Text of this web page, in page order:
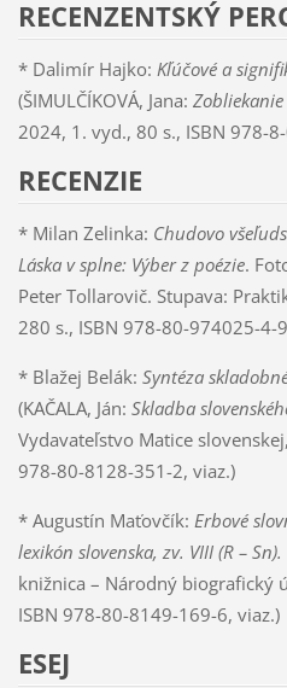
RECENZENTSKÝ
* Dalimír Hajko: Kľúčové a
(ŠIMULČÍKOVÁ, Jana:
2024, 1. vyd., 80 s., ISBN 978-
RECENZIE
* Milan Zelinka: Chudovo
Láska v splne: Výber z poézie.
Peter Tollarovič. Stupava:
280 s., ISBN 978-80-974025-4-
* Blažej Belák: Syntéza
(KAČALA, Ján: Skladba
Vydavateľstvo Matice
978-80-8128-351-2, viaz.)
* Augustín Maťovčík: Erbové
lexikón slovenska, zv. VIII (R – Sn).
knižnica – Národný biografický
ISBN 978-80-8149-169-6, viaz.)
ESEJ